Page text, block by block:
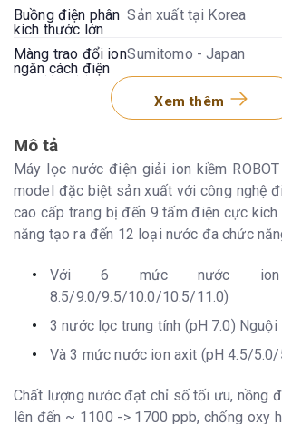
Buồng điện phân
kích thước lớn
Sản xuất tại Korea
Màng trao đổi ion
ngăn cách điện
Sumitomo - Japan
UF Korea
mãi)
Tuổi thọ lõi lọc
Lõi số 1: 6 - 12 tháng
12 tháng (8000 lít) Lõi
(12000 lít)
Lưu lượng nước
60 - 180 lít/h (tùy áp lực
Tỉ lệ lấy nước
100%, Nếu lấy Nước
sẽ ra nước ion axit &
vòi phụ sử dụng được
năng (không uống)
Công nghệ vi
điều khiển RMC
RMC - màn hình LCD
LCD
đa ngôn ngữ (mặc định
Xem thêm
Mô tả
Máy lọc nước điện giải ion kiềm
model đặc biệt sản xuất với công nghệ
cao cấp trang bị đến 9 tấm điện cực kích
năng tạo ra đến 12 loại nước đa chức
Với 6 mức nước
8.5/9.0/9.5/10.0/10.5/11.0)
3 nước lọc trung tính (pH 7.0)
Và 3 mức nước ion axit (pH 4.5/5.0/
Chất lượng nước đạt chỉ số tối ưu, nồng
lên đến ~ 1100 -> 1700 ppb, chống oxy